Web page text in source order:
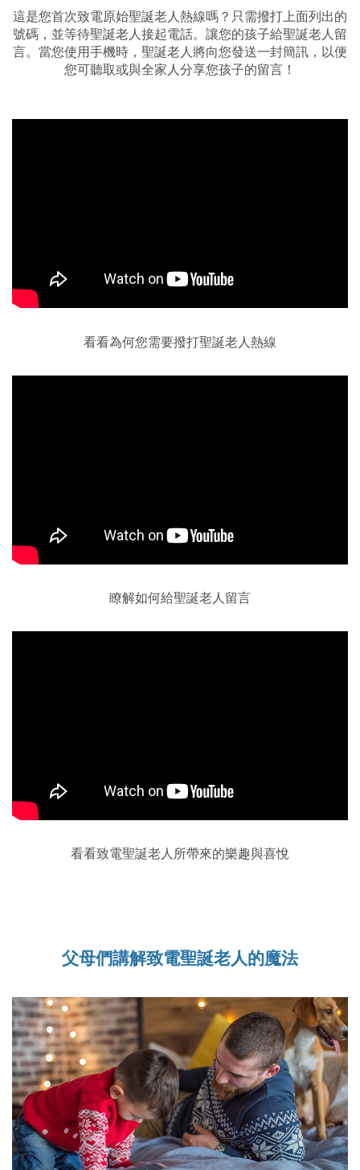
這是您首次致電原始聖誕老人熱線嗎？只需撥打上面列出的
號碼，並等待聖誕老人接起電話。讓您的孩子給聖誕老人留
言。當您使用手機時，聖誕老人將向您發送一封簡訊，以便
您可聽取或與全家人分享您孩子的留言！
看看為何您需要撥打聖誕老人熱線
瞭解如何給聖誕老人留言
看看致電聖誕老人所帶來的樂趣與喜悅
父母們講解致電聖誕老人的魔法